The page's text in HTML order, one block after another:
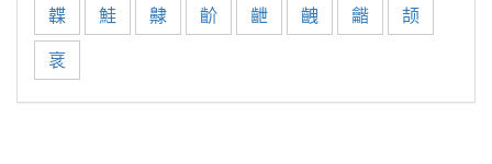
韘
鮭 齂 齘 齛 齥 龤
颉
衺